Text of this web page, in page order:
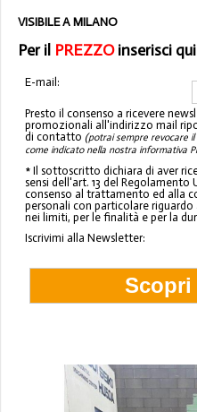
VISIBILE A MILANO
Per il PREZZOinserisci
E-mail:
Presto il consenso a ricevere
promozionali all'indirizzo mail
di contatto (potrai sempre revocare
come indicato nella nostra informativa
* Il sottoscritto dichiara di aver
sensi dell'art. 13 del Regolamento
consenso al trattamento ed alla
personali con particolare
nei limiti, per le finalità e per la
Iscrivimi alla Newsletter: